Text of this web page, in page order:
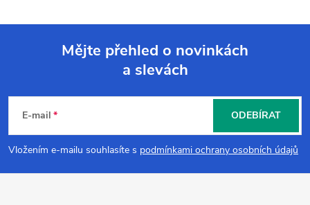
p
a
Mějte přehled o novinkách
a slevách
E-mail
Vložením e-mailu souhlasíte s podmínkami ochrany osobních údajů
ODEBÍRAT